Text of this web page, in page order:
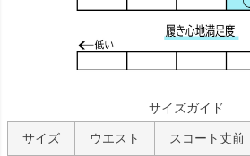
サイズガイド
サイズ ウエスト スコート丈前